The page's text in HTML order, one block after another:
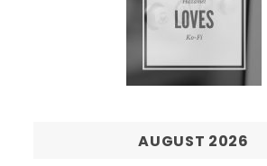
AUGUST 2026